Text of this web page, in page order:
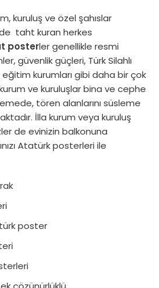
kuruluş ve özel şahıslar
taht kuran herkes
posterler genellikle resmi
güvenlik güçleri, Türk Silahlı
kurumları gibi daha bir çok
ve kuruluşlar bina ve cephe
tören alanlarını süsleme
İlla kurum veya kuruluş
de evinizin balkonuna
Atatürk posterleri ile
poster